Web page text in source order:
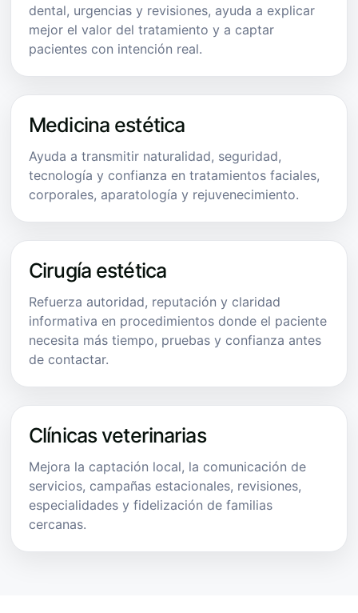
dental, urgencias y revisiones, ayuda a explicar
mejor el valor del tratamiento y a captar
pacientes con intención real.
Medicina estética
Ayuda a transmitir naturalidad, seguridad,
tecnología y confianza en tratamientos faciales,
corporales, aparatología y rejuvenecimiento.
Cirugía estética
Refuerza autoridad, reputación y claridad
informativa en procedimientos donde el paciente
necesita más tiempo, pruebas y confianza antes
de contactar.
Clínicas veterinarias
Mejora la captación local, la comunicación de
servicios, campañas estacionales, revisiones,
especialidades y fidelización de familias
cercanas.